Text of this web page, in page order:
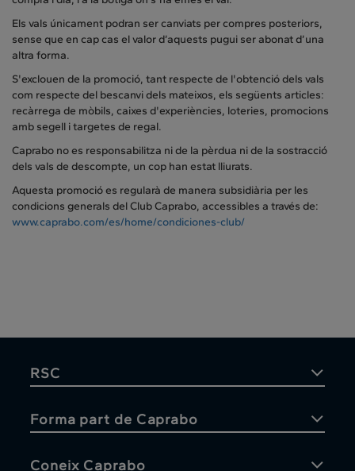
Els vals únicament podran ser canviats per compres posteriors,
sense que en cap cas el valor d’aquests pugui ser abonat d’una
altra forma.
S'exclouen de la promoció, tant respecte de l'obtenció dels vals
com respecte del bescanvi dels mateixos, els següents articles:
recàrrega de mòbils, caixes d'experiències, loteries, promocions
amb segell i targetes de regal.
Caprabo no es responsabilitza ni de la pèrdua ni de la sostracció
dels vals de descompte, un cop han estat lliurats.
Aquesta promoció es regularà de manera subsidiària per les
condicions generals del Club Caprabo, accessibles a través de:
www.caprabo.com/es/home/condiciones-club/
RSC
Forma part de Caprabo
Coneix Caprabo